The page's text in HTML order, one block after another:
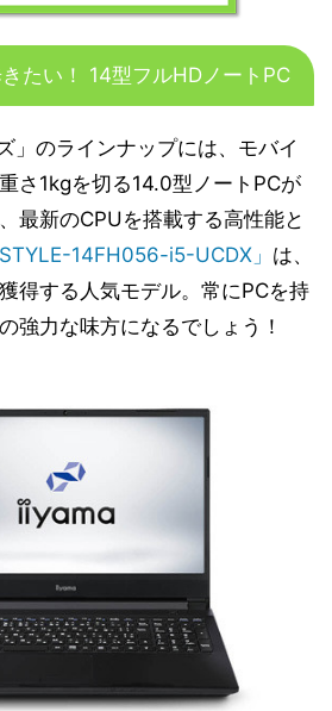
たい！ 14型フルHDノートPC
」のラインナップには、モバイ
さ1kgを切る14.0型ノートPCが
最新のCPUを搭載する高性能と
STYLE-14FH056-i5-UCDX」 は、
得する人気モデル。常にPCを持
強力な味方になるでしょう！